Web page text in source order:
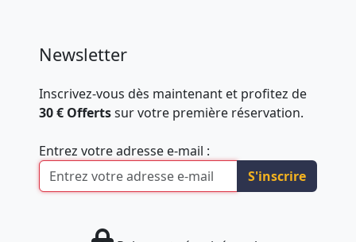
Newsletter
Inscrivez-vous dès maintenant et profitez de
30 € Offertssur votre première réservation.
Entrez votre adresse e-mail :
S'inscrire